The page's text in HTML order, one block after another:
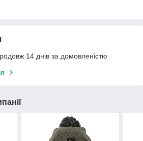
14 днів за домовленістю